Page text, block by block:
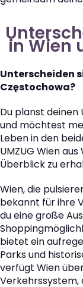
in Wien
Unterscheiden
Częstochowa?
Du planst deinen
und möchtest
Leben in den
UMZUG Wien
Überblick zu
Wien, die
bekannt für ihre
du eine große
bietet ein
Parks und
verfügt Wien
Verkehrssystem,